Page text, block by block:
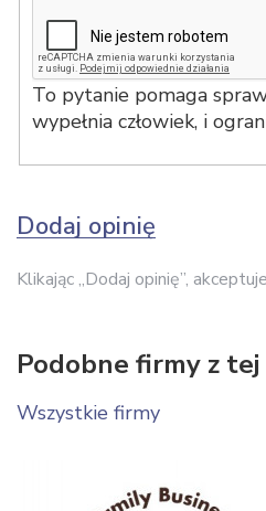
To pytanie pomaga
wypełnia człowiek, i
Dodaj opinię
Klikając „Dodaj opinię”,
Podobne firmy z
Wszystkie firmy